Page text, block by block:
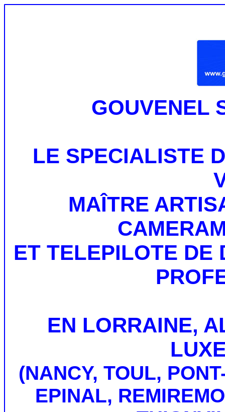
GOUVENEL
LE SPECIALISTE
MAÎTRE
ET TELEPILOTE DE
EN LORRAINE,
(NANCY, TOUL,
EPINAL,